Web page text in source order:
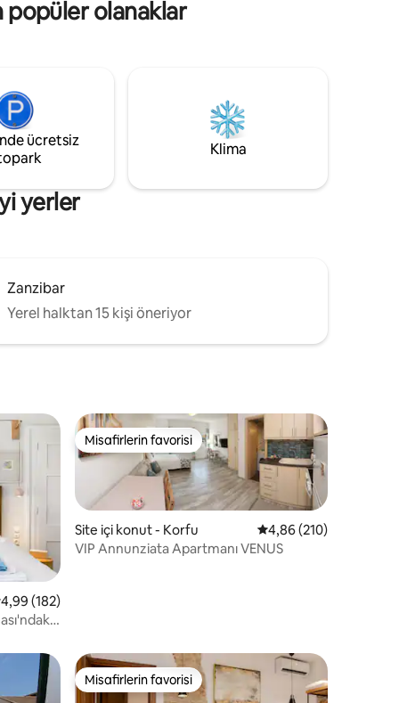
ve kendi huzurlu lüks dinlenme
yerinizden Korfu'nun güzel plajlarını,
popüler olanaklar
ücretsiz
Klima
yerler
Zanzibar
Yerel halktan 15 kişi öneriyor
arasında
ortalama 4,99 puan, 182 değerlendirme
4,99 (182)
Misafirlerin favorisi
Misafirlerin favorisi
Site içi konut - Korfu 5 üzerinden ortalama
4,86 (210)
VIP Annunziata Apartmanı VENUS
arasındaMisafirlerin favorisi
Misafirlerin favorisi